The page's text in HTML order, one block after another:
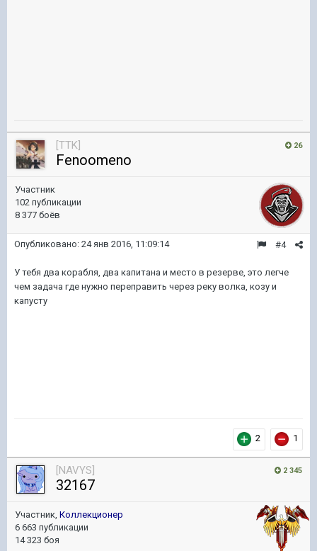
26
[TTK]
Fenoomeno
Участник
102 публикации
8 377 боёв
#4
Опубликовано: 24 янв 2016, 11:09:14
У тебя два корабля, два капитана и место в резерве, это легче
чем задача где нужно переправить через реку волка, козу и
капусту
2 1
2 345
[NAVYS]
32167
Участник, Коллекционер
6 663 публикации
14 323 боя